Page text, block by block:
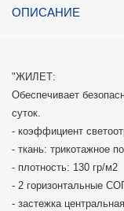
ОПИСАНИЕ
"ЖИЛЕТ:
Обеспечивает
суток.
- коэффициент
- ткань: трикотажное
- плотность: 130 гр/м2
- 2 горизонтальные
- застежка